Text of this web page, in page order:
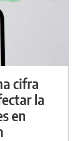
cifra
la
en